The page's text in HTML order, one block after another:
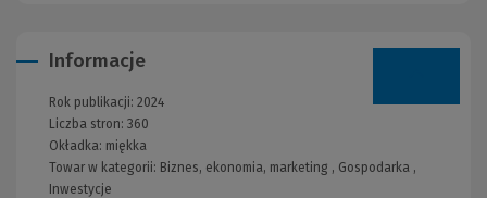
Informacje
Rok publikacji: 2024
Liczba stron: 360
Okładka: miękka
Towar w kategorii: Biznes, ekonomia, marketing , Gospodarka ,
Inwestycje